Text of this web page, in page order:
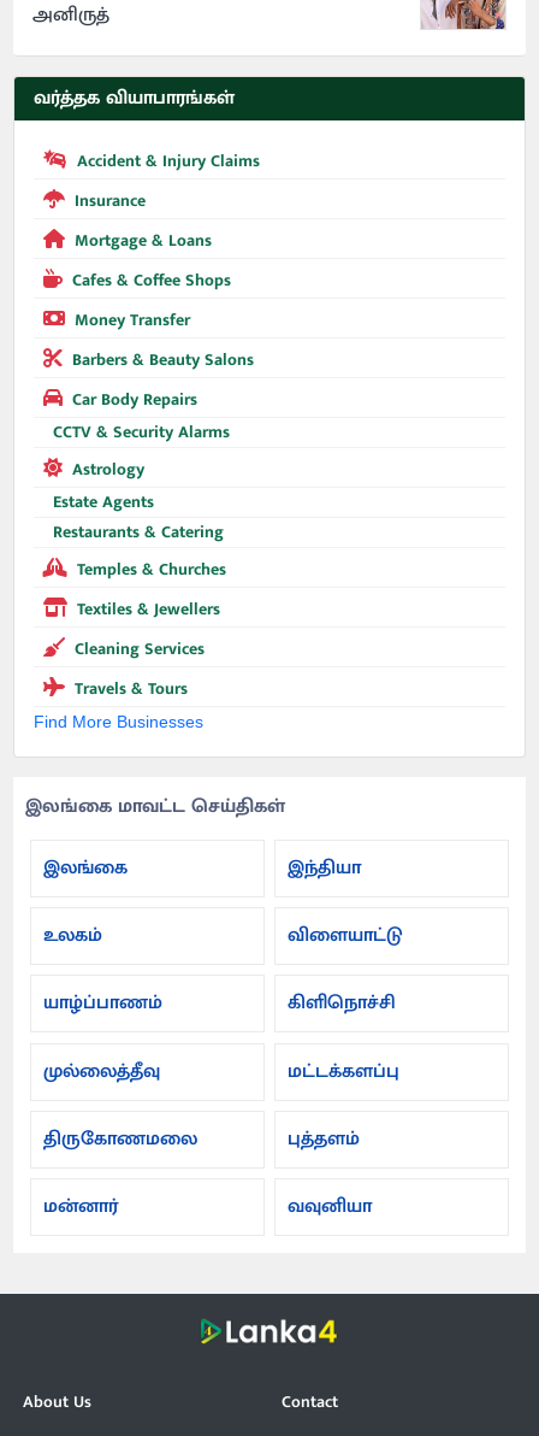
அனிருத்
வர்த்தக வியாபாரங்கள்
Accident & Injury Claims
Insurance
Mortgage & Loans
Cafes & Coffee Shops
Money Transfer
Barbers & Beauty Salons
Car Body Repairs
CCTV & Security Alarms
Astrology
Estate Agents
Restaurants & Catering
Temples & Churches
Textiles & Jewellers
Cleaning Services
Travels & Tours
Find More Businesses
இலங்கை மாவட்ட செய்திகள்
இலங்கை
இந்தியா
உலகம் விளையாட்டு
யாழ்ப்பாணம் கிளிநொச்சி
முல்லைத்தீவு மட்டக்களப்பு
திருகோணமலை புத்தளம்
மன்னார் வவுனியா
About Us Contact